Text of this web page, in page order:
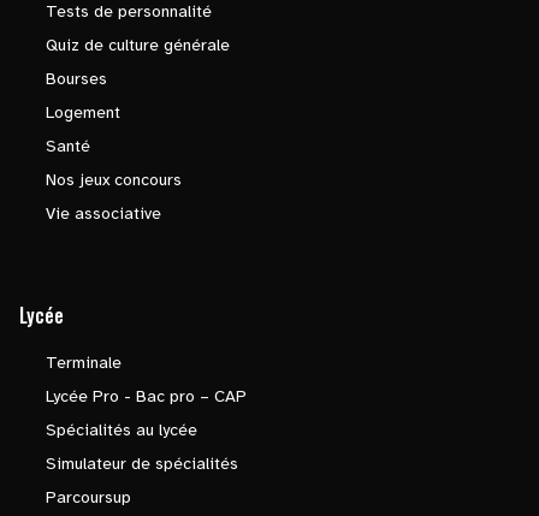
Tests de personnalité
Quiz de culture générale
Bourses
Logement
Santé
Nos jeux concours
Vie associative
Lycée
Terminale
Lycée Pro - Bac pro – CAP
Spécialités au lycée
Simulateur de spécialités
Parcoursup